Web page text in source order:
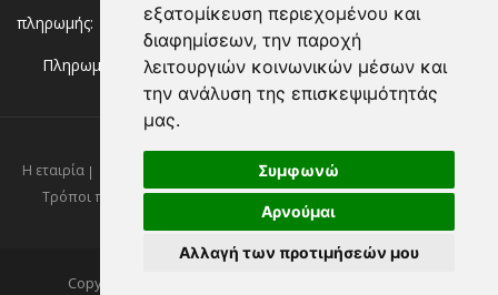
εξατομίκευση περιεχομένου και
διαφημίσεων, την παροχή
λειτουργιών κοινωνικών μέσων και
την ανάλυση της επισκεψιμότητάς
μας.
Συμφωνώ
Αρνούμαι
Αλλαγή των προτιμήσεών μου
πληρωμής:
Κατάθεση σε Τράπεζα
Πληρωμή με:
Η εταιρία Πολιτική απορρήτου
Τρόποι πληρωμής
Τρόποι αποστολής Πολιτική επιστροφών
Copyright ©2026 Kassandrinos.gr. All Rights Reserved